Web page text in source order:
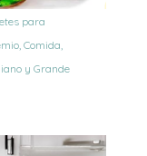
para
Comida,
y Grande